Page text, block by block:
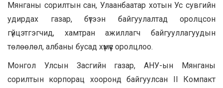
Мянганы сорилтын сан, Улаанбаатар хотын Ус сувгийн
удирдах газар, бүтээн байгуулалтад оролцсон
гүйцэтгэгчид, хамтран ажиллагч байгууллагуудын
төлөөлөл, албаны бусад хүмүүс оролцлоо.
Монгол Улсын Засгийн газар, АНУ-ын Мянганы
сорилтын корпорац хооронд байгуулсан II Компакт